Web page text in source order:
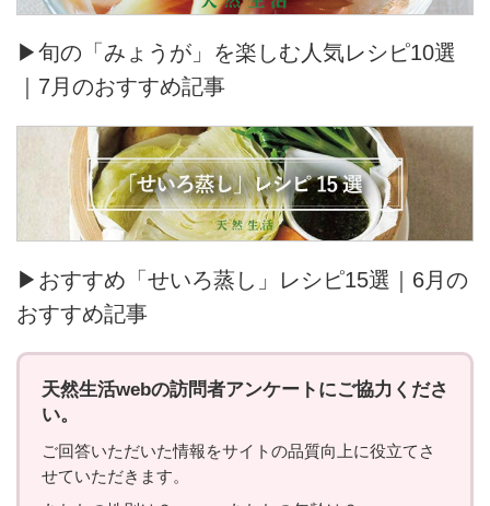
▶旬の「みょうが」を楽しむ人気レシピ10選
｜7月のおすすめ記事
▶おすすめ「せいろ蒸し」レシピ15選｜6月の
おすすめ記事